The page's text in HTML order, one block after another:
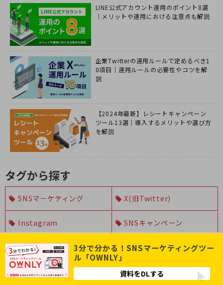
LINE公式アカウント運用のポイント8選
｜メリットや運用における注意点も解説
企業Twitterの運用ルールで定めるべき1
0項目｜運用ルールの必要性やコツを解
説
【2024年最新】レシートキャンペーン
ツール13選｜導入するメリットや選び方
を解説
タグから探す
SNSマーケティング X(旧Twitter)
Instagram SNSキャンペーン
LINE 事例まとめ
TikTok UGC
3分で分かる！SNSマーケティングツー
ル「OWNLY」
資料をDLする